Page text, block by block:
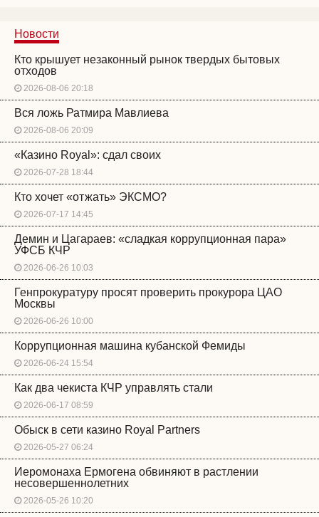
Новости
Кто крышует незаконный рынок твердых бытовых
отходов
2026-08-06 20:18
Вся ложь Ратмира Мавлиева
2026-08-06 20:09
«Казино Royal»: сдал своих
2026-07-28 18:44
Кто хочет «отжать» ЭКСМО?
2026-07-17 14:45
Демин и Цагараев: «сладкая коррупционная пара»
УФСБ КЧР
2026-06-26 10:03
Генпрокуратуру просят проверить прокурора ЦАО
Москвы
2026-06-26 10:00
Коррупционная машина кубанской Фемиды
2026-06-24 15:54
Как два чекиста КЧР управлять стали
2026-06-17 08:59
Обыск в сети казино Royal Partners
2026-05-27 06:24
Иеромонаха Ермогена обвиняют в растлении
несовершеннолетних
2026-05-26 10:20